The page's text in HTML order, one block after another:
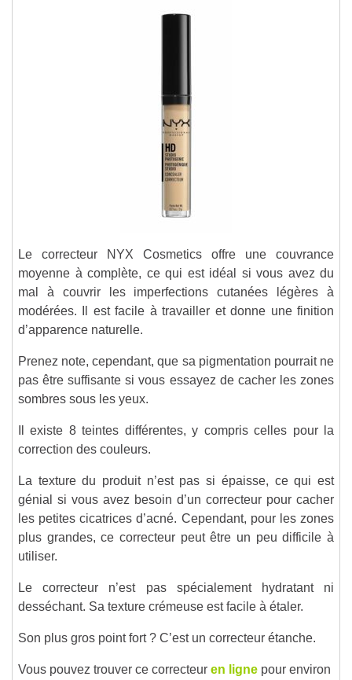
Le correcteur NYX Cosmetics offre une couvrance
moyenne à complète, ce qui est idéal si vous avez du
mal à couvrir les imperfections cutanées légères à
modérées. Il est facile à travailler et donne une finition
d’apparence naturelle.
Prenez note, cependant, que sa pigmentation pourrait ne
pas être suffisante si vous essayez de cacher les zones
sombres sous les yeux.
Il existe 8 teintes différentes, y compris celles pour la
correction des couleurs.
La texture du produit n’est pas si épaisse, ce qui est
génial si vous avez besoin d’un correcteur pour cacher
les petites cicatrices d’acné. Cependant, pour les zones
plus grandes, ce correcteur peut être un peu difficile à
utiliser.
Le correcteur n’est pas spécialement hydratant ni
desséchant. Sa texture crémeuse est facile à étaler.
Son plus gros point fort ? C’est un correcteur étanche.
Vous pouvez trouver ce correcteur en ligne pour environ